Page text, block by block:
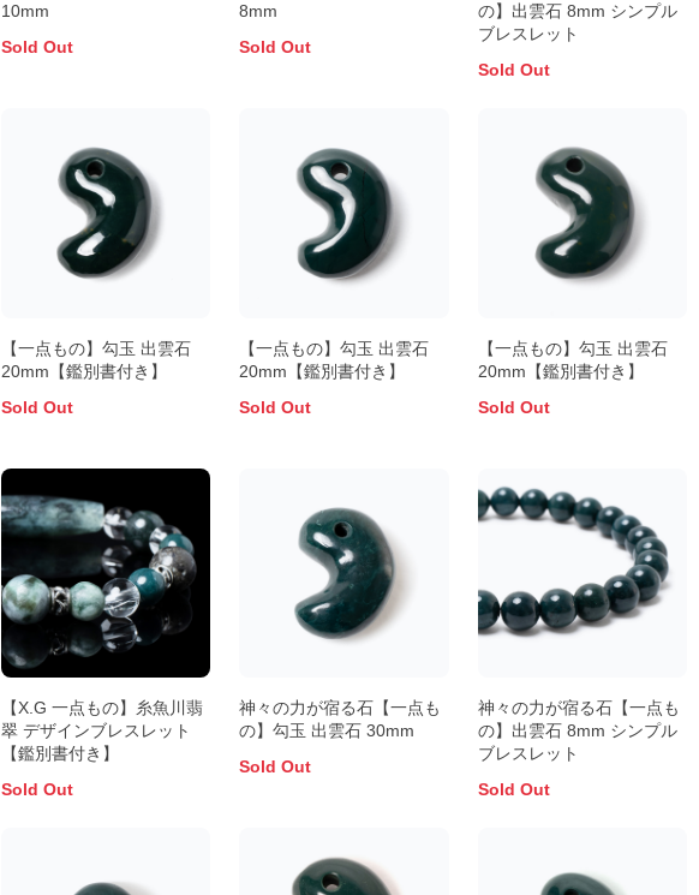
10mm
Sold Out
8mm
Sold Out
の】出雲石 8mm シンプル
ブレスレット
Sold Out
【一点もの】勾玉 出雲石
20mm【鑑別書付き】
Sold Out
【一点もの】勾玉 出雲石
20mm【鑑別書付き】
Sold Out
【一点もの】勾玉 出雲石
20mm【鑑別書付き】
Sold Out
【X.G 一点もの】糸魚川翡
翠 デザインブレスレット
【鑑別書付き】
Sold Out
神々の力が宿る石【一点も
の】勾玉 出雲石 30mm
Sold Out
神々の力が宿る石【一点も
の】出雲石 8mm シンプル
ブレスレット
Sold Out